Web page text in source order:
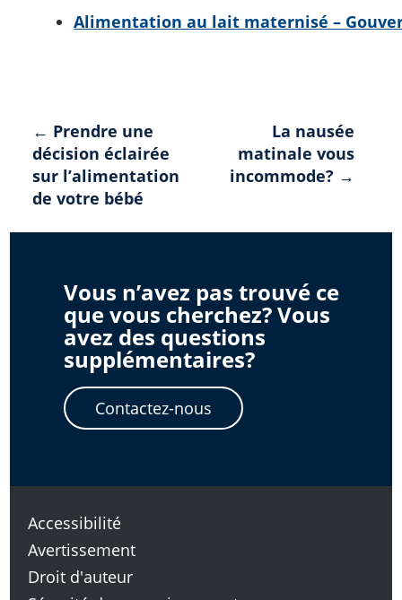
Alimentation au lait maternisé –
Navigation
de
l'article
← Prendre une
décision éclairée
sur l’alimentation
de votre bébé
La nausée
matinale vous
incommode? →
Vous n’avez pas trouvé ce
que vous cherchez? Vous
avez des questions
supplémentaires?
Contactez-nous
Accessibilité
Avertissement
Droit d'auteur